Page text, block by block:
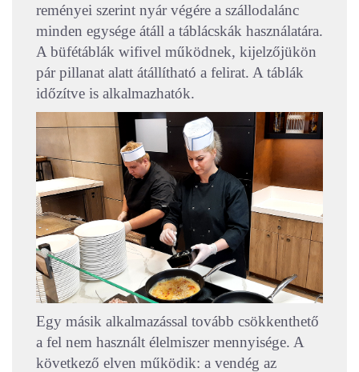
reményei szerint nyár végére a szállodalánc
minden egysége átáll a táblácskák használatára.
A büfétáblák wifivel működnek, kijelzőjükön
pár pillanat alatt átállítható a felirat. A táblák
időzítve is alkalmazhatók.
Egy másik alkalmazással tovább csökkenthető
a fel nem használt élelmiszer mennyisége. A
következő elven működik: a vendég az